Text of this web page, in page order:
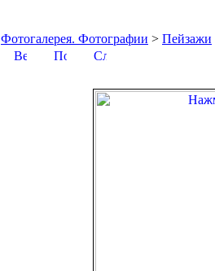
Фотогалерея. Фотографии > Пейзажи